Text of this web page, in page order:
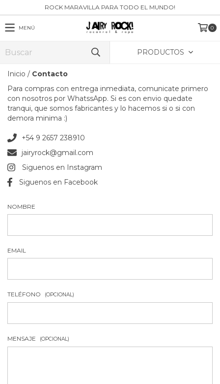
ROCK MARAVILLA PARA TODO EL MUNDO!
MENÚ 0
PRODUCTOS
Inicio / Contacto
Para compras con entrega inmediata, comunicate primero
con nosotros por WhatssApp. Si es con envio quedate
tranqui, que somos fabricantes y lo hacemos si o si con
demora minima :)
+54 9 2657 238910
jairyrock@gmail.com
Siguenos en Instagram
Siguenos en Facebook
NOMBRE
EMAIL
TELÉFONO (OPCIONAL)
MENSAJE (OPCIONAL)